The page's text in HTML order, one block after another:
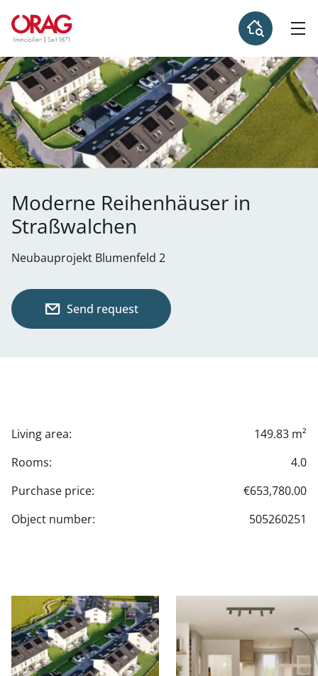
Moderne Reihenhäuser in
Straßwalchen
Neubauprojekt Blumenfeld 2
Send request
Living area:
149.83 m²
Rooms:
4.0
Purchase price:
€653,780.00
Object number:
505260251